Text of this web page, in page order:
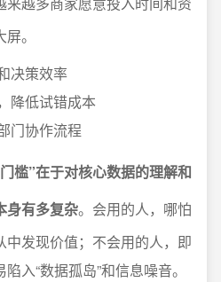
。
决策效率
降低试错成本
门协作流程
槛”在于对核心数据的理解和
身有多复杂。会用的人，哪怕
中发现价值；不会用的人，即
入“数据孤岛”和信息噪音。